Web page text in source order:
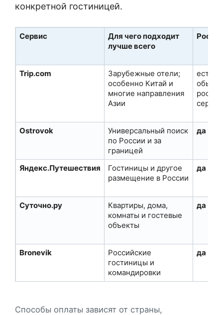
конкретной гостиницей.
Сервис
Для чего подходит
лучше всего
Trip.com
Зарубежные отели;
особенно Китай и
многие направления
Азии
есть,
Ostrovok
Универсальный поиск
по России и за
границей
да
Яндекс.Путешествия
Гостиницы и другое
размещение в России
да
Суточно.ру
Квартиры, дома,
комнаты и гостевые
объекты
да
Bronevik
Российские
гостиницы и
командировки
да
Способы оплаты зависят от страны,